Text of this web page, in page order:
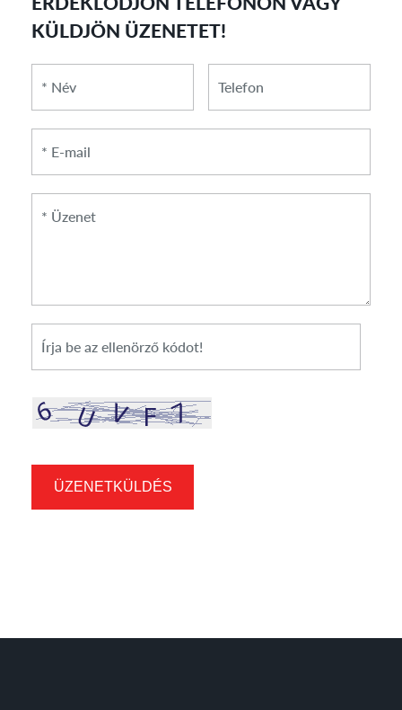
KÜLDJÖN ÜZENETET!
Név
mail
Üzenet
Cikkszám
ÜZENETKÜLDÉS